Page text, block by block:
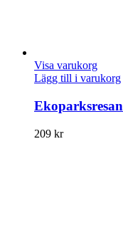
Visa varukorg
Lägg till i varukorg
Ekoparksresan
209 kr